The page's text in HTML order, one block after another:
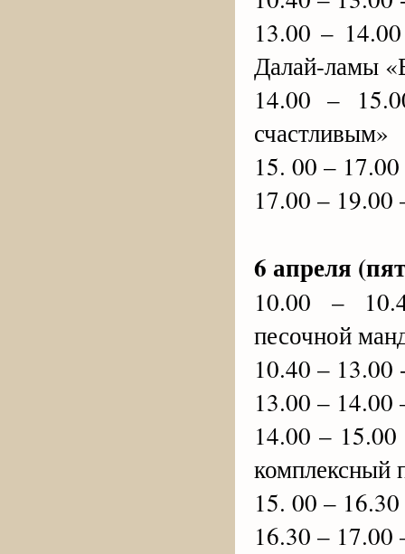
13.00 –
Далай-ламы
14.00 –
счастливым»
15. 00 –
17.00 –
6 апреля
10.00 –
песочной
10.40 – 13.00
13.00 – 14.00
14.00 –
комплексный
15. 00 –
16.30 – 17.00